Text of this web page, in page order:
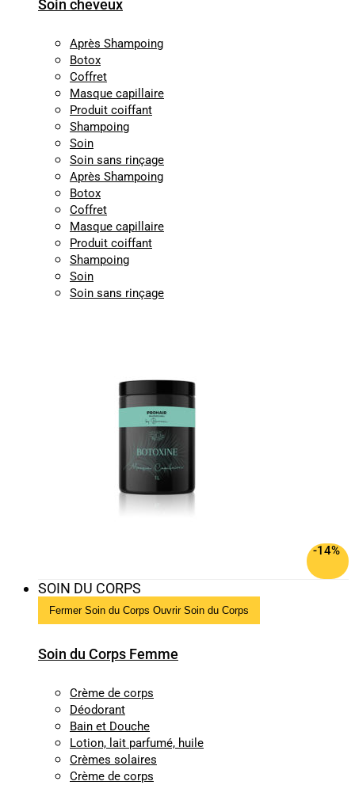
Soin cheveux
Après Shampoing
Botox
Coffret
Masque capillaire
Produit coiffant
Shampoing
Soin
Soin sans rinçage
Après Shampoing
Botox
Coffret
Masque capillaire
Produit coiffant
Shampoing
Soin
Soin sans rinçage
-14%
SOIN DU CORPS
Fermer Soin du Corps Ouvrir Soin du Corps
Soin du Corps Femme
Crème de corps
Déodorant
Bain et Douche
Lotion, lait parfumé, huile
Crèmes solaires
Crème de corps